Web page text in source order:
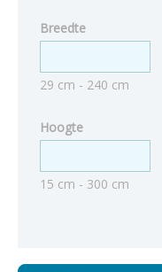
Breedte
29 cm - 240 cm
Hoogte
15 cm - 300 cm